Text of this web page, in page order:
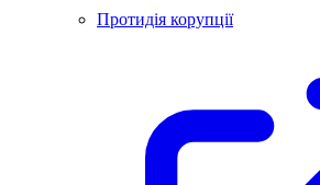
Протидія корупції